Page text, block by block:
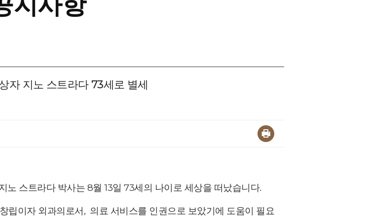
자 지노 스트라다 73세로 별세
노 스트라다 박사는 8월 13일 73세의 나이로 세상을 떠났습니다.
립이자 외과의로서, 의료 서비스를 인권으로 보았기에 도움이 필요